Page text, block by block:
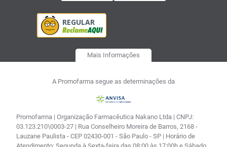
Mais Informações
A Promofarma segue as determinações da
Promofarma | Organização Farmacêutica Nakano Ltda | CNPJ:
03.123.210\0003-27 | Rua Conselheiro Moreira de Barros, 2168 -
Lauzane Paulista - CEP 02430-001 - São Paulo - SP | Horário de